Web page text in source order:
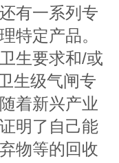
有一系列专
特定产品。
生要求和/或
生级气闸专
着新兴产业
明了自己能
物等的回收